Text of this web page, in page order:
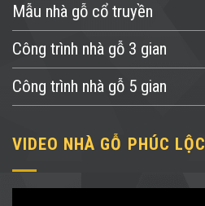
Mẫu nhà gỗ cổ truyền
Công trình nhà gỗ 3 gian
Công trình nhà gỗ 5 gian
VIDEO NHÀ GỖ PHÚC LỘC